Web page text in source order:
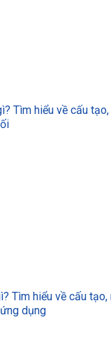
Tìm hiểu về cấu
Tìm hiểu về cấu tạo,
dụng